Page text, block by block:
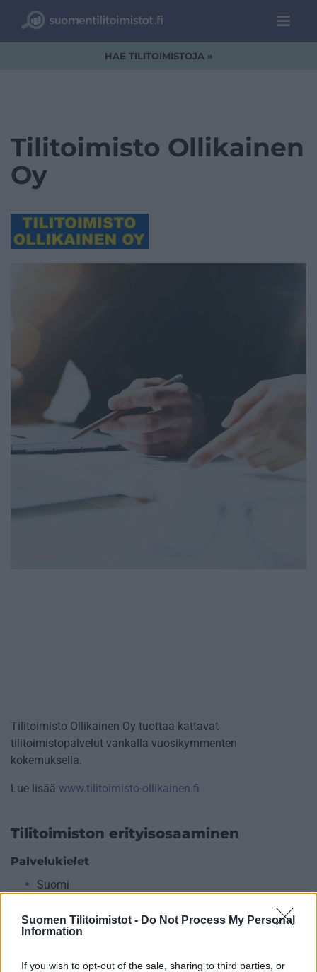
Suomen Tilitoimistot - Do Not Process My Personal
Information
If you wish to opt-out of the sale, sharing to third parties, or
HAE TILITOIMISTOJA »
Tilitoimisto Ollikainen
Oy
Tilitoimisto Ollikainen Oy tuottaa kattavat
tilitoimistopalvelut vankalla vuosikymmenten
kokemuksella.
Lue lisää www.tilitoimisto-ollikainen.fi
Tilitoimiston erityisosaaminen
Palvelukielet
Suomi
Yhtiökoko
Suuret